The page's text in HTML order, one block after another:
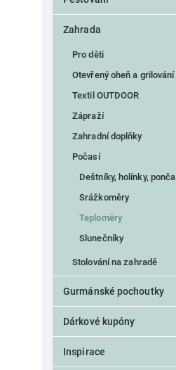
Zahrada
Pro děti
Otevřený oheň a grilování
Textil OUTDOOR
Zápraží
Zahradní doplňky
Počasí
Deštníky, holínky, ponča
Srážkoměry
Teploměry
Slunečníky
Stolování na zahradě
Gurmánské pochoutky
Dárkové kupóny
Inspirace